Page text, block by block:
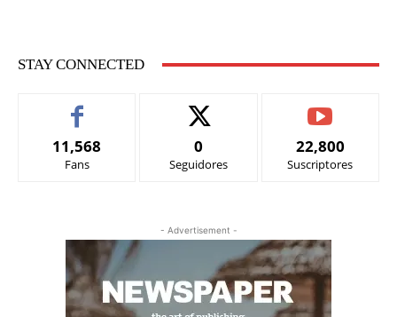
STAY CONNECTED
11,568
Fans
0
Seguidores
22,800
Suscriptores
- Advertisement -